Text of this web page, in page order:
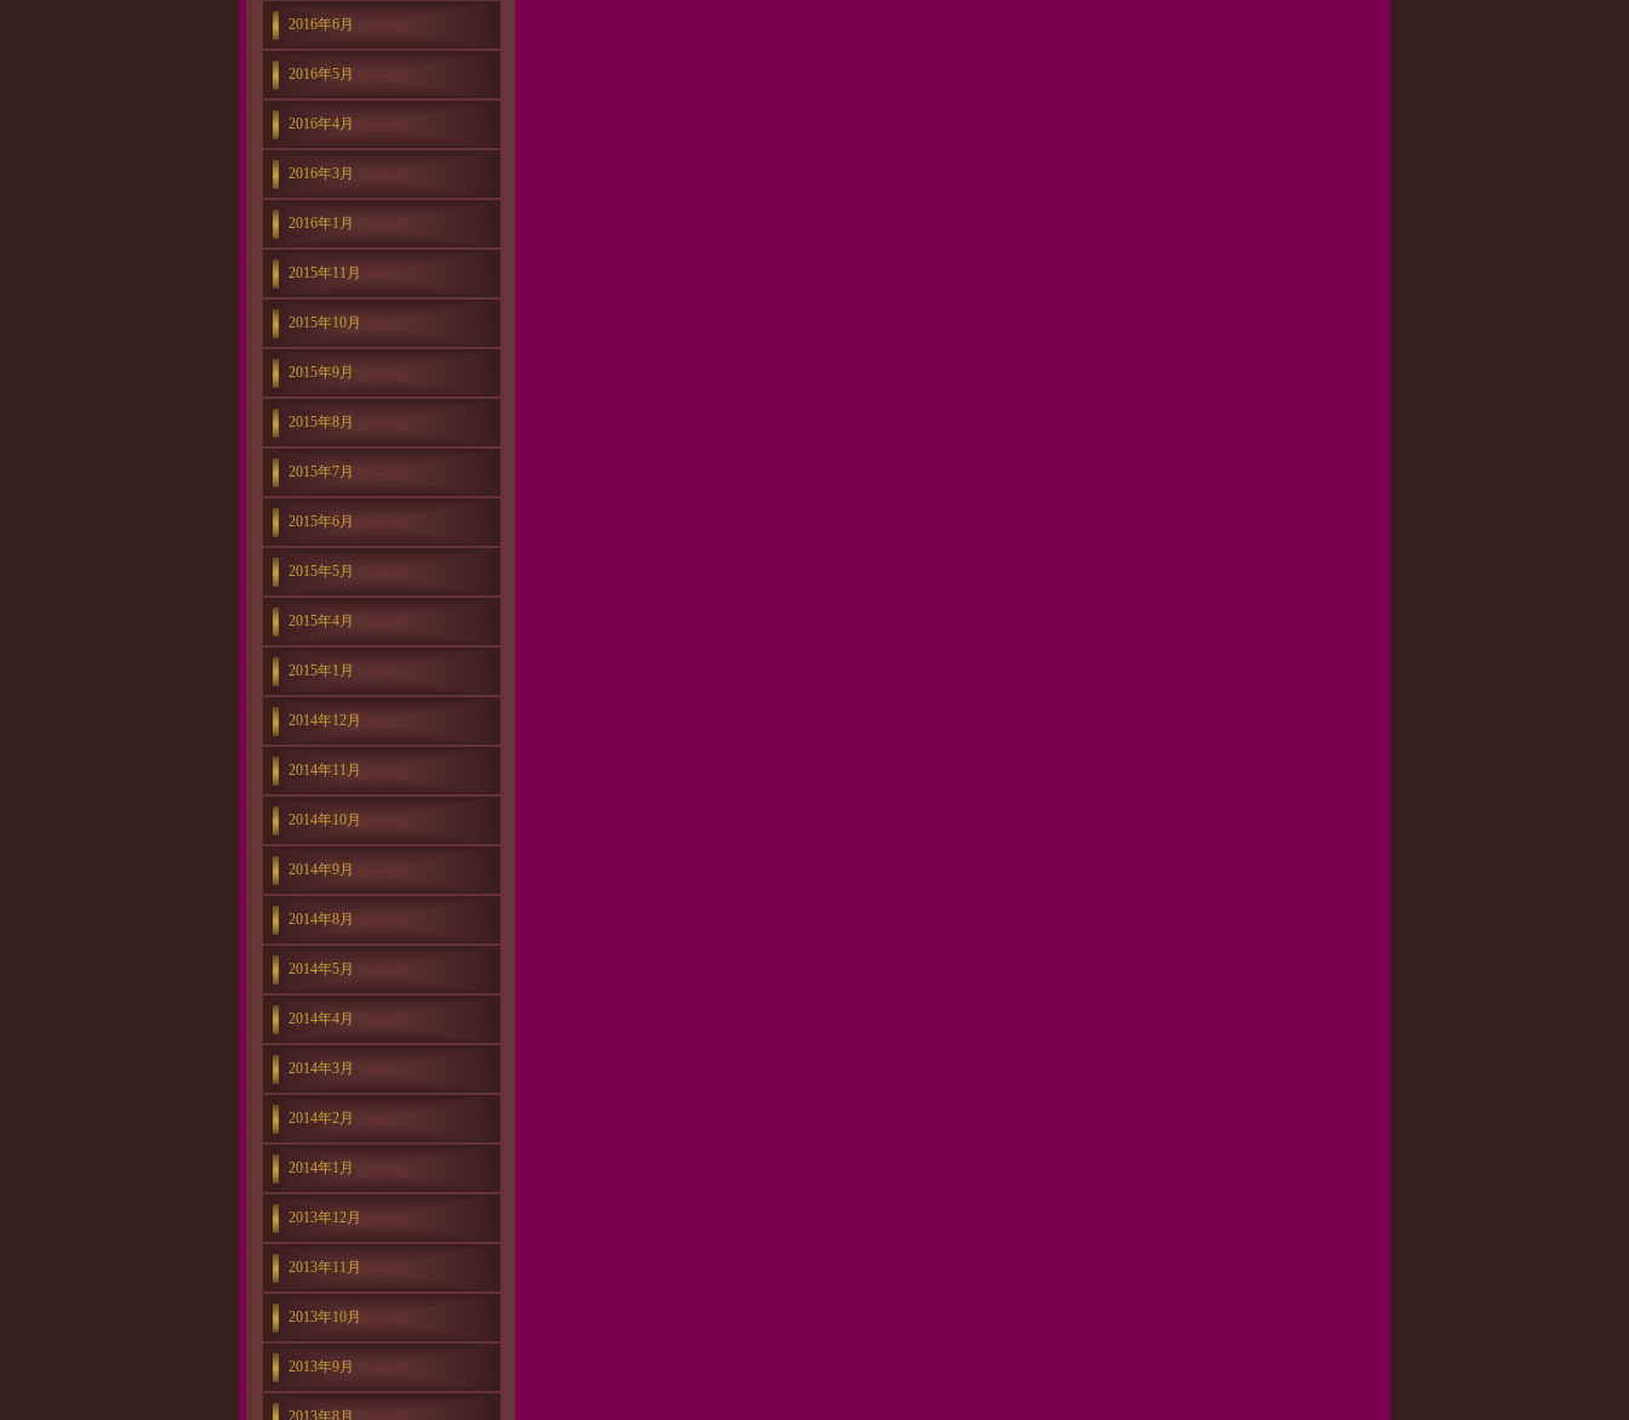
2016年6月
2016年5月
2016年4月
2016年3月
2016年1月
2015年11月
2015年10月
2015年9月
2015年8月
2015年7月
2015年6月
2015年5月
2015年4月
2015年1月
2014年12月
2014年11月
2014年10月
2014年9月
2014年8月
2014年5月
2014年4月
2014年3月
2014年2月
2014年1月
2013年12月
2013年11月
2013年10月
2013年9月
2013年8月